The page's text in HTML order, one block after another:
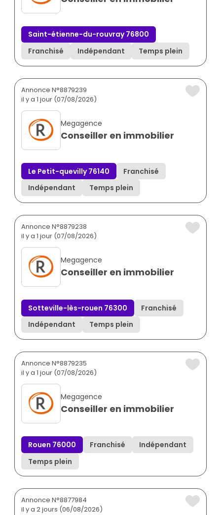
Saint-étienne-du-rouvray 76800
Franchisé
Indépendant Temps plein
Annonce N°8879239
il y a 1 jour (07/08/2026)
Megagence
Conseiller en immobilier
Le Petit-quevilly 76140
Franchisé
Indépendant
Temps plein
Annonce N°8879238
il y a 1 jour (07/08/2026)
Megagence
Conseiller en immobilier
Sotteville-lès-rouen 76300
Franchisé
Indépendant
Temps plein
Annonce N°8879235
il y a 1 jour (07/08/2026)
Megagence
Conseiller en immobilier
Rouen 76000 Franchisé
Indépendant
Temps plein
Annonce N°8877984
il y a 2 jours (06/08/2026)